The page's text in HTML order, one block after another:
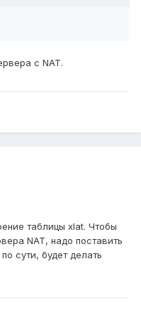
с NAT.
таблицы xlat. Чтобы
NAT, надо поставить
сути, будет делать